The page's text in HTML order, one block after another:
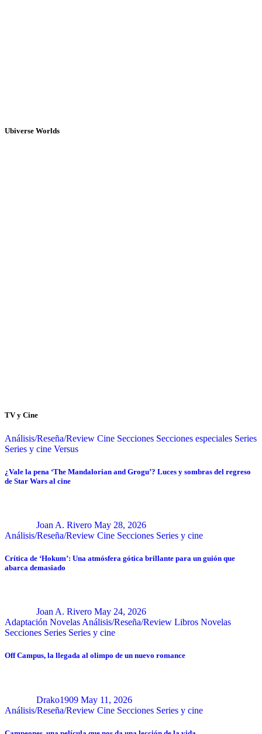
Ubiverse Worlds
TV y Cine
Análisis/Reseña/Review Cine Secciones Secciones especiales Series
Series y cine Versus
¿Vale la pena ‘The Mandalorian and Grogu’? Luces y sombras del regreso
de Star Wars al cine
Joan A. Rivero May 28, 2026
Análisis/Reseña/Review Cine Secciones Series y cine
Crítica de ‘Hokum’: Una atmósfera gótica brillante para un guión que
abarca demasiado
Joan A. Rivero May 24, 2026
Adaptación Novelas Análisis/Reseña/Review Libros Novelas
Secciones Series Series y cine
Off Campus, la llegada al olimpo de un nuevo romance
Drako1909 May 11, 2026
Análisis/Reseña/Review Cine Secciones Series y cine